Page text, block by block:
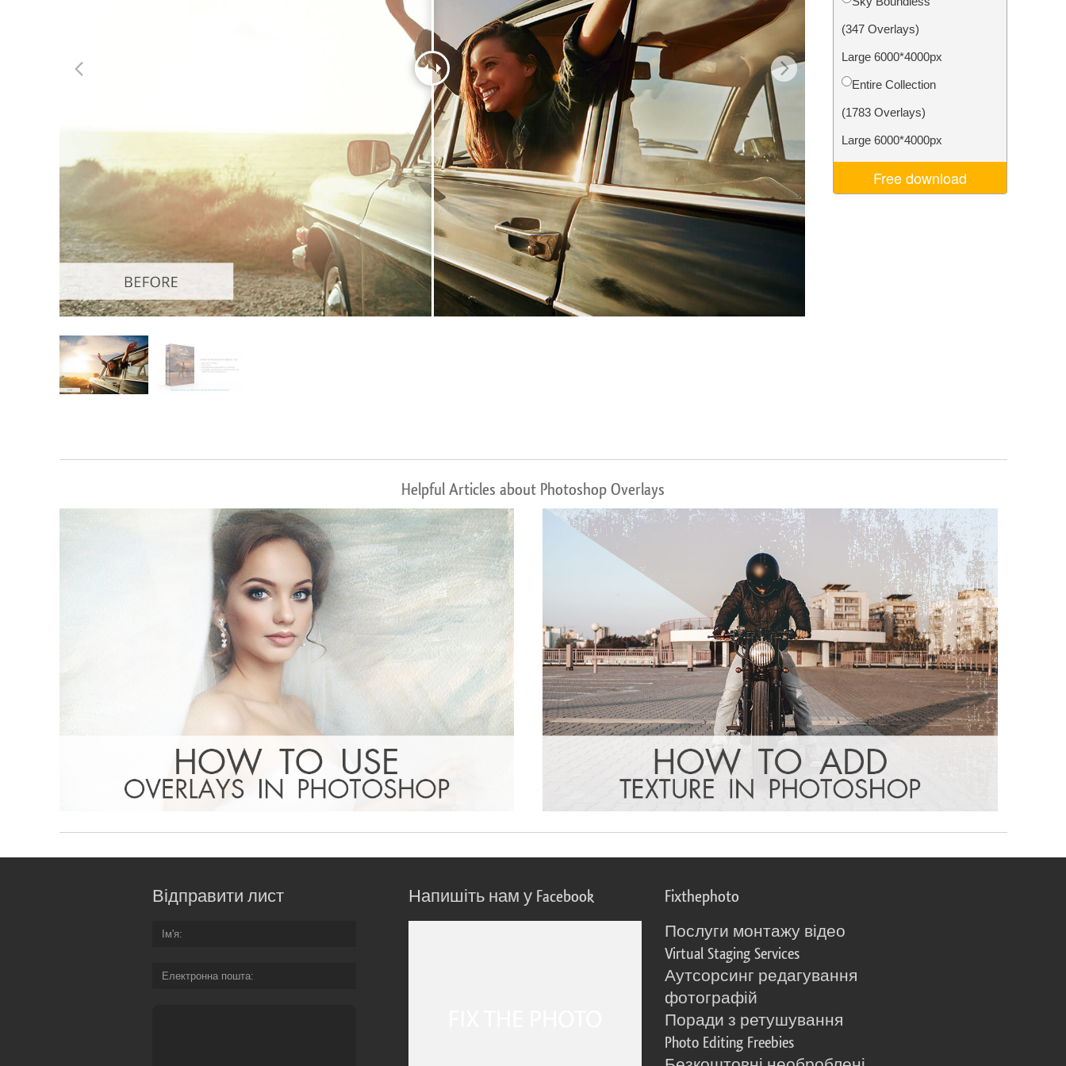
Сервіс ретуші товарів Редагування фото
ювелірних виробів
Дані для навчання ШІ Video Editing Services
(347 Overlays)
Large 6000*4000px
Entire Collection
(1783 Overlays)
Large 6000*4000px
Free download
Helpful Articles about Photoshop Overlays
Відправити лист
Ім'я
Електронна пошта
Напишіть нам у Facebook Fixthephoto
Послуги монтажу відео
Virtual Staging Services
Аутсорсинг редагування
фотографій
Поради з ретушування
Photo Editing Freebies